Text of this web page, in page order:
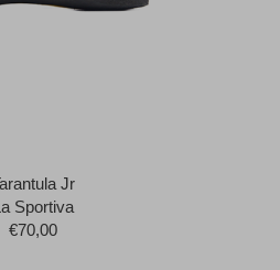
Jr
Sportiva
€70,00